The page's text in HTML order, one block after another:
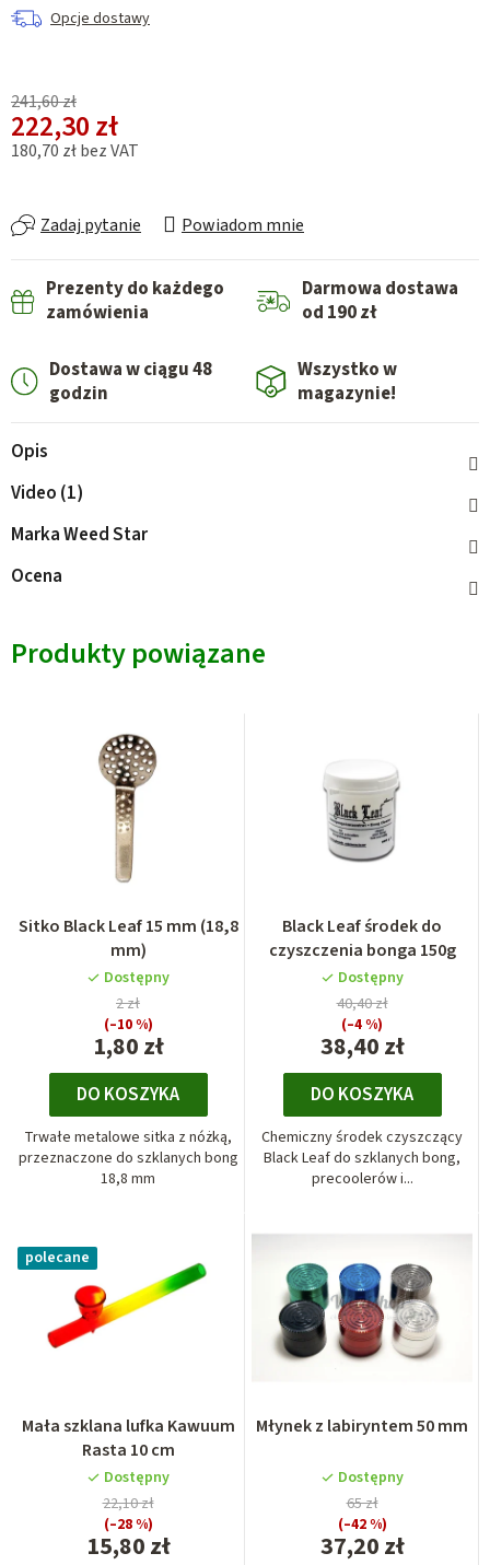
Opcje dostawy
241,60 zł
222,30 zł
180,70 zł bez VAT
Zadaj pytanie Powiadom mnie
Prezenty do każdego
zamówienia
Darmowa dostawa
od 190 zł
Dostawa w ciągu 48
godzin
Wszystko w
magazynie!
Opis
Video (1)
MarkaWeed Star
Ocena
Produkty powiązane
Sitko Black Leaf 15 mm (18,8
mm)
Dostępny
1,80 zł
2 zł
(–10 %)
DO KOSZYKA
Trwałe metalowe sitka z nóżką,
przeznaczone do szklanych bong
18,8 mm
Black Leaf środek do
czyszczenia bonga 150g
Dostępny
38,40 zł
40,40 zł
(–4 %)
DO KOSZYKA
Chemiczny środek czyszczący
Black Leaf do szklanych bong,
precoolerów i...
polecane
Mała szklana lufka Kawuum
Rasta 10 cm
Dostępny
15,80 zł
22,10 zł
(–28 %)
Młynek z labiryntem 50 mm
Dostępny
37,20 zł
65 zł
(–42 %)